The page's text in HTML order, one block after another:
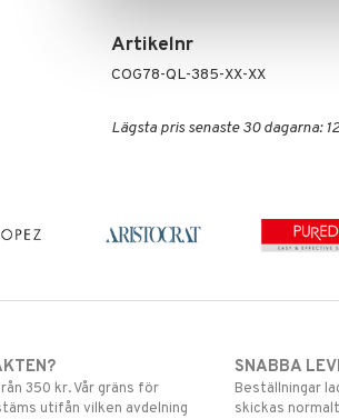
Artikelnr
COG78-QL-385-XX-XX
Lägsta pris senaste 30 dagarna:
350 kr. Vår gräns för
utifån vilken avdelning
SNABBA
Beställningar
skickas